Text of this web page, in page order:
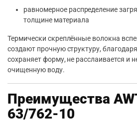
равномерное распределение
толщине материала
Термически скреплённые волокна
создают прочную структуру,
сохраняет форму, не расслаивается и
очищенную воду.
Преимущества
63/762-10